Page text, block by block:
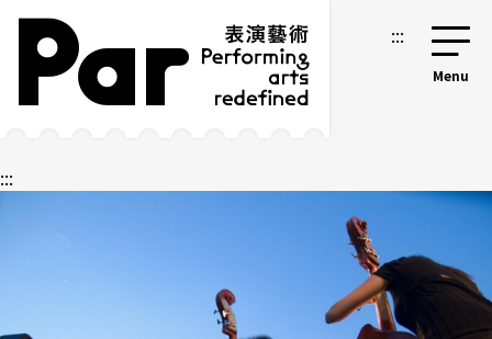
跳到主要内容区块
网站导览 :::
:::